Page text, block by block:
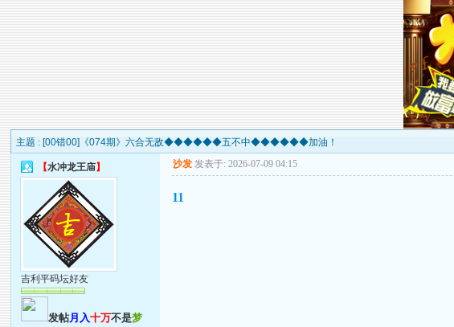
主题 : [00错00]《074期》六合无敌◆◆◆◆◆◆五不中◆◆◆◆◆◆加油！
【水冲龙王庙】
吉利平码坛好友
发帖月入十万不是梦
沙发 发表于: 2026-07-09 04:15
11